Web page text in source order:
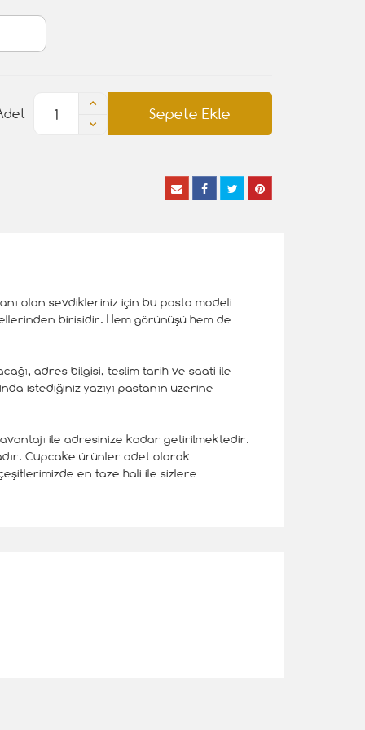
Sepete Ekle
olan sevdikleriniz için bu pasta modeli
birisidir. Hem görünüşü hem de
adres bilgisi, teslim tarih ve saati ile
istediğiniz yazıyı pastanın üzerine
ile adresinize kadar getirilmektedir.
Cupcake ürünler adet olarak
en taze hali ile sizlere